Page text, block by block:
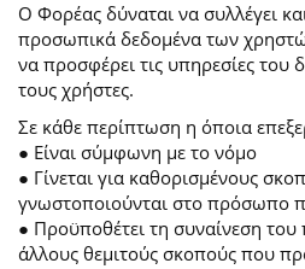
Ο Φορέας δύναται να συλλέγει
προσωπικά δεδομένα των
να προσφέρει τις υπηρεσίες του
τους χρήστες.
Σε κάθε περίπτωση η όποια
● Είναι σύμφωνη με το νόμο
● Γίνεται για καθορισμένους
γνωστοποιούνται στο πρόσωπο
● Προϋποθέτει τη συναίνεση
άλλους θεμιτούς σκοπούς που